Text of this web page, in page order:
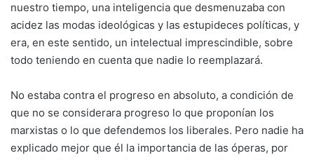
nuestro tiempo, una inteligencia que desmenuzaba con
acidez las modas ideológicas y las estupideces políticas, y
era, en este sentido, un intelectual imprescindible, sobre
todo teniendo en cuenta que nadie lo reemplazará.
No estaba contra el progreso en absoluto, a condición de
que no se considerara progreso lo que proponían los
marxistas o lo que defendemos los liberales. Pero nadie ha
explicado mejor que él la importancia de las óperas, por